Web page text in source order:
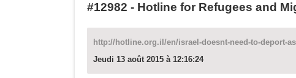
#12982 - Hotline for Refugees and
http://hotline.org.il/en/israel-doesnt-need-to-deport-
Jeudi 13 août 2015 à 12:16:24